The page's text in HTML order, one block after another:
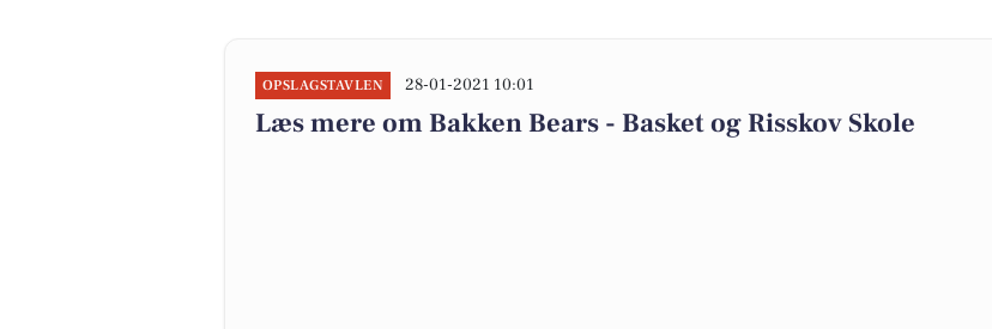
OPSLAGSTAVLEN 28-01-2021 10:01
Læs mere om Bakken Bears - Basket og Risskov Skole